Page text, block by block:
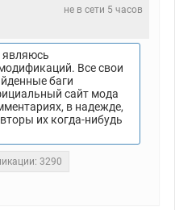
не в сети 5 часов
Все свои
баги
сайт мода
в надежде,
их когда-нибудь
3290